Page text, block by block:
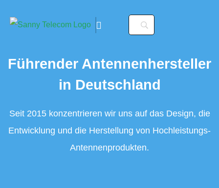
Führender Antennenhersteller
in Deutschland
Seit 2015 konzentrieren wir uns auf das Design, die
Entwicklung und die Herstellung von Hochleistungs-
Antennenprodukten.